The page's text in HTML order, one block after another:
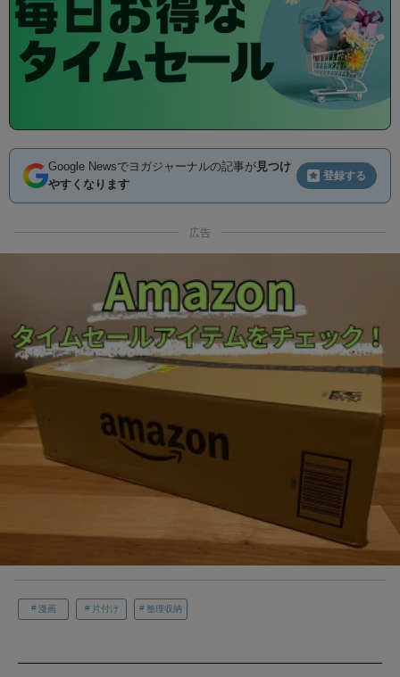
Google Newsでヨガジャーナルの記事が見つけ
やすくなります
登録する
広告
漫画 片付け 整理収納